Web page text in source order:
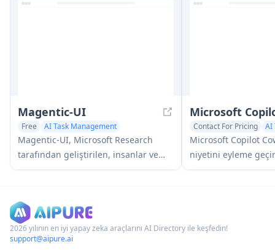
Magentic-UI
Free
AI Task Management
AI Web Scraper
Magentic-UI, Microsoft Research
tarafından geliştirilen, insanlar ve
yapay zeka ajanları arasında şeffaf
tabanlı görevlerin işbirlikçi
planlanmasını ve yürütülmesini
sağlayan açık kaynaklı, insan merkezli
bir web aracı prototipidir.
Microsoft
Contact For Pricing
AI
AI Team Collaboration
Microsoft Copilot
niyetini eyleme
dönüştüren ve
görevleri otonom
2026 yılının en iyi yapay zeka araçlarını AI Directory ile keşfedin!
support@aipure.ai